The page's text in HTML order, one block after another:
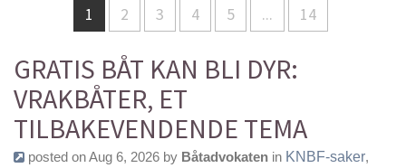
1 2 3 4 5 ... 14
GRATIS BÅT KAN BLI DYR:
VRAKBÅTER, ET
TILBAKEVENDENDE TEMA
posted on Aug 6, 2026 by Båtadvokaten in KNBF-saker,